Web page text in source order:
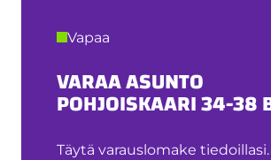
Vapaa
VARAA ASUNTO
POHJOISKAARI 34-38
Täytä varauslomake tiedoillasi.